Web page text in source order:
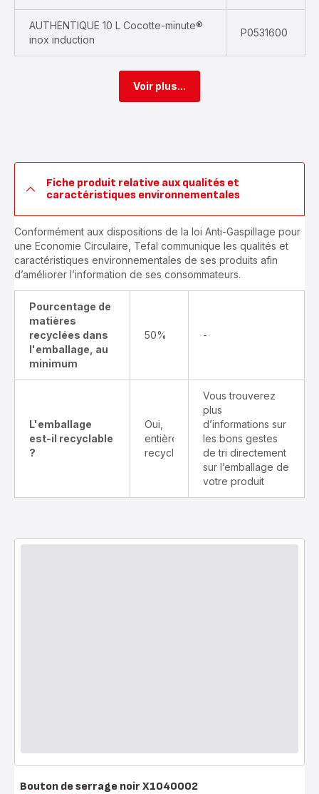
AUTHENTIQUE 10 L Cocotte-minute®
inox induction
P0531600
Voir plus...
Fiche produit relative aux qualités et
caractéristiques environnementales
Conformément aux dispositions de la loi Anti-Gaspillage pour
une Economie Circulaire, Tefal communique les qualités et
caractéristiques environnementales de ses produits afin
d’améliorer l’information de ses consommateurs.
Pourcentage de
matières
recyclées dans
l'emballage, au
minimum
50% -
L'emballage
est-il recyclable
?
Oui,
entièrement
recyclable
Vous trouverez
plus
d’informations sur
les bons gestes
de tri directement
sur l’emballage de
votre produit
Bouton de serrage noir X1040002
Note